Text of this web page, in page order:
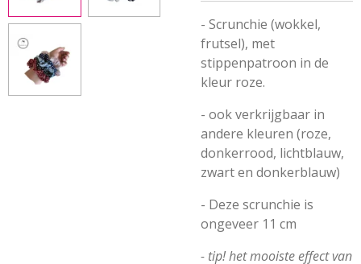
- Scrunchie (wokkel,
frutsel), met
stippenpatroon in de
kleur roze.
- ook verkrijgbaar in
andere kleuren (roze,
donkerrood, lichtblauw,
zwart en donkerblauw)
- Deze scrunchie is
ongeveer 11 cm
- tip! het mooiste effect van